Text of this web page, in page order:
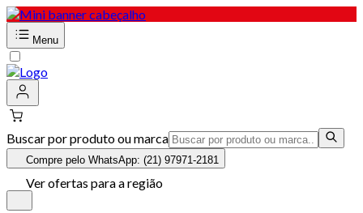
Menu
Buscar por produto ou marca
Compre pelo WhatsApp: (21) 97971-2181
Ver ofertas para a região